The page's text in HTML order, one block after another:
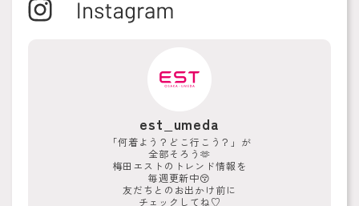
est_umeda
「何着よう？どこ行こう？」が
全部そろう🫶
梅田エストのトレンド情報を
毎週更新中😚
友だちとのお出かけ前に
チェックしてね♡